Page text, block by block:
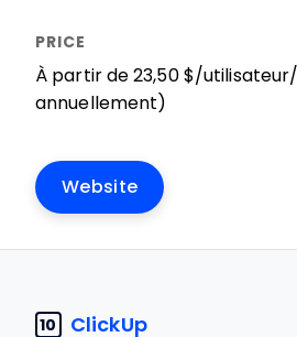
À partir de 23,50 $/
annuellement)
Website
10 ClickUp